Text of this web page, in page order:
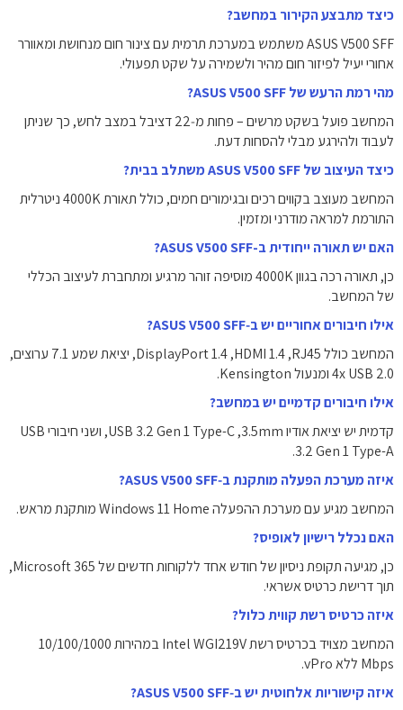
כיצד מתבצע הקירור במחשב?
ASUS V500 SFF משתמש במערכת תרמית עם צינור חום מנחושת ומאוורר
אחורי יעיל לפיזור חום מהיר ולשמירה על שקט תפעולי.
מהי רמת הרעש של ASUS V500 SFF?
המחשב פועל בשקט מרשים – פחות מ‑22 דציבל במצב לחש, כך שניתן
לעבוד ולהירגע מבלי להסחות דעת.
כיצד העיצוב של ASUS V500 SFF משתלב בבית?
המחשב מעוצב בקווים רכים ובגימורים חמים, כולל תאורת ‎4000K‎ ניטרלית
התורמת למראה מודרני ומזמין.
האם יש תאורה ייחודית ב-ASUS V500 SFF?
כן, תאורה רכה בגוון ‎4000K‎ מוסיפה זוהר מרגיע ומתחברת לעיצוב הכללי
של המחשב.
אילו חיבורים אחוריים יש ב‑ASUS V500 SFF?
המחשב כולל ‏RJ45‏, ‏HDMI 1.4‏, ‏DisplayPort 1.4‏, ‏יציאת שמע 7.1 ערוצים‏,
אילו חיבורים קדמיים יש במחשב?
קדמית יש יציאת אודיו ‎3.5mm‎, ‏USB 3.2 Gen 1 Type-C‏, ושני חיבורי ‏USB
3.2 Gen 1 Type-A‏.
איזה מערכת הפעלה מותקנת ב‑ASUS V500 SFF?
המחשב מגיע עם מערכת ההפעלה Windows 11 Home מותקנת מראש.
האם נכלל רישיון לאופיס?
כן, מגיעה תקופת ניסיון של חודש אחד ללקוחות חדשים של Microsoft 365,
תוך דרישת כרטיס אשראי.
איזה כרטיס רשת קווית כלול?
המחשב מצויד בכרטיס רשת ‎Intel WGI219V‎ במהירות ‎10/100/1000
Mbps‎ ללא vPro.
איזה קישוריות אלחוטית יש ב‑ASUS V500 SFF?